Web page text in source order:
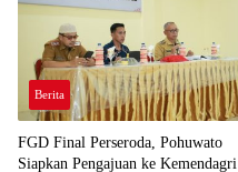
Berita
FGD Final Perseroda, Pohuwato
Siapkan Pengajuan ke Kemendagri